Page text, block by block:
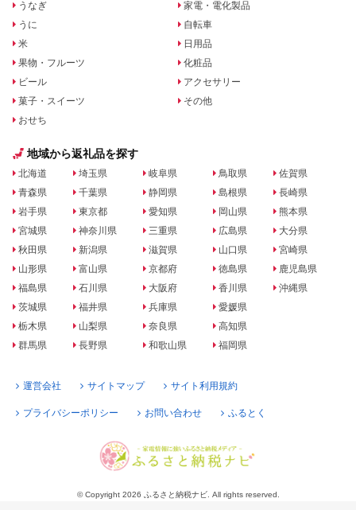
うなぎ
うに
米
果物・フルーツ
ビール
菓子・スイーツ
おせち
家電・電化製品
自転車
日用品
化粧品
アクセサリー
その他
地域から返礼品を探す
北海道
青森県
岩手県
宮城県
秋田県
山形県
福島県
茨城県
栃木県
群馬県
埼玉県
千葉県
東京都
神奈川県
新潟県
富山県
石川県
福井県
山梨県
長野県
岐阜県
静岡県
愛知県
三重県
滋賀県
京都府
大阪府
兵庫県
奈良県
和歌山県
鳥取県
島根県
岡山県
広島県
山口県
徳島県
香川県
愛媛県
高知県
福岡県
佐賀県
長崎県
熊本県
大分県
宮崎県
鹿児島県
沖縄県
運営会社 サイトマップ サイト利用規約
プライバシーポリシー お問い合わせ ふるとく
© Copyright 2026 ふるさと納税ナビ. All rights reserved.